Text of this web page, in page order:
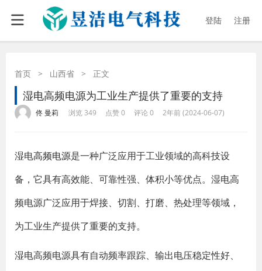
登陆 注册
首页 > 山西省 > 正文
湿电高频电源为工业生产提供了重要的支持
佟 曼莉 浏览 349 点赞 0 评论 0 2年前 (2024-06-07)
湿电高频电源是一种广泛应用于工业领域的高科技设
备，它具有高效能、可靠性强、体积小等优点。湿电高
频电源广泛应用于焊接、切割、打磨、热处理等领域，
为工业生产提供了重要的支持。
湿电高频电源具有自动频率跟踪、输出电压稳定性好、